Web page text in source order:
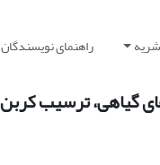
راهنمای نویسندگان
گیاهی، ترسیب